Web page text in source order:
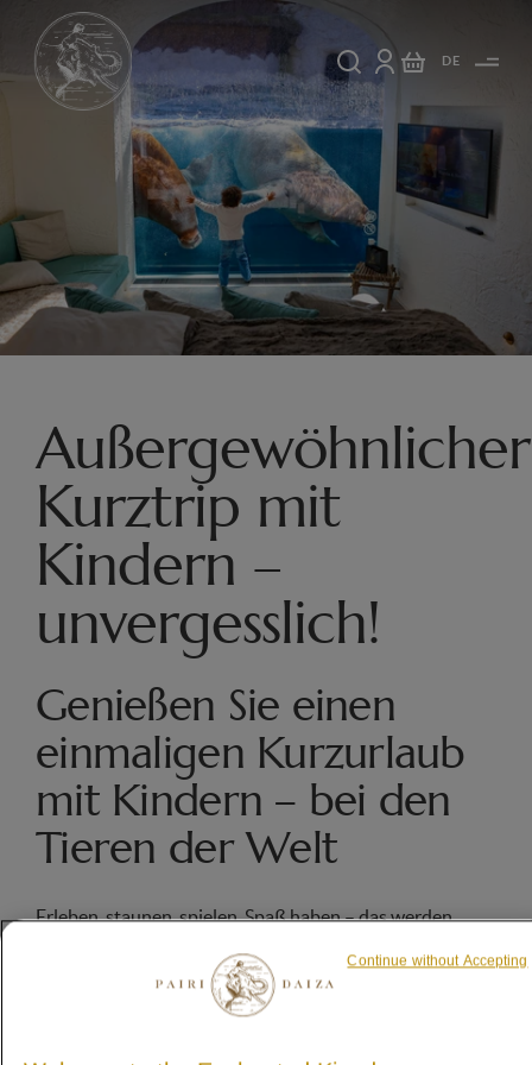
DE
Außergewöhnlicher
Kurztrip mit
Kindern –
unvergesslich!
Genießen Sie einen
einmaligen Kurzurlaub
mit Kindern – bei den
Tieren der Welt
Erleben, staunen, spielen, Spaß haben – das werden
Pairi Daiza, mehrfach als bester Zoo Europas
ausgezeichnet. 9 faszinierende Themenwelten mit Tieren
Unterwasserwelten und vieles mehr. Entdecken Sie
Continue without Accepting